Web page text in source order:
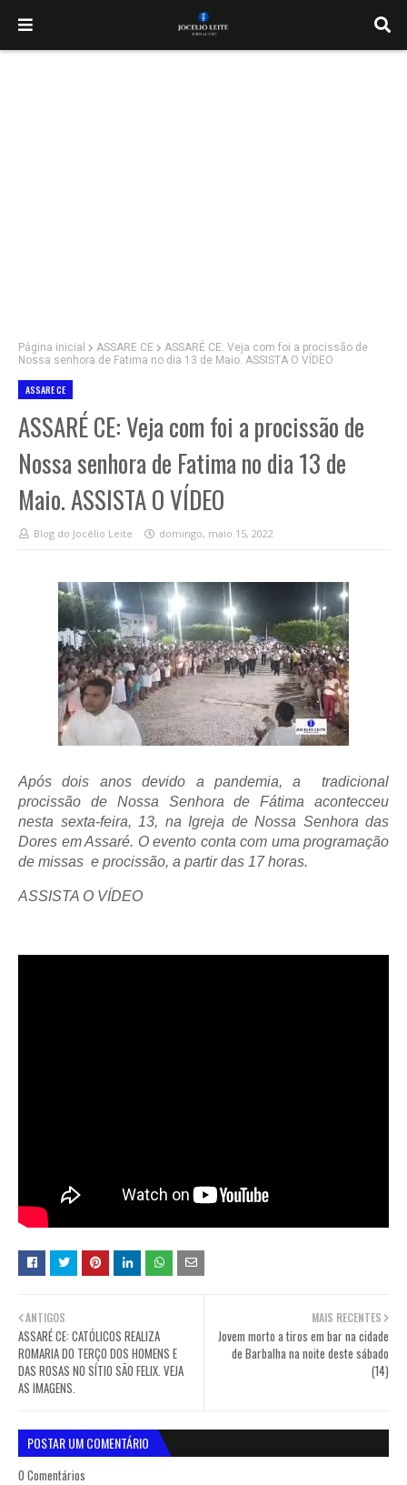
Página inicial ASSARE CE
ASSARÉ CE: Veja com foi a procissão de
Nossa senhora de Fatima no dia 13 de Maio. ASSISTA O VÍDEO
ASSARE CE
ASSARÉ CE: Veja com foi a procissão de
Nossa senhora de Fatima no dia 13 de
Maio. ASSISTA O VÍDEO
Blog do Jocélio Leite domingo, maio 15, 2022
Após dois anos devido a pandemia, a tradicional
procissão de Nossa Senhora de Fátima acontecceu
nesta sexta-feira, 13, na Igreja de Nossa Senhora das
Dores em Assaré. O evento conta com uma programação
de missas e procissão, a partir das 17 horas.
ASSISTA O VÍDEO
MAIS RECENTES
Jovem morto a tiros em bar na cidade
de Barbalha na noite deste sábado
(14)
ANTIGOS
ASSARÉ CE: CATÓLICOS REALIZA
ROMARIA DO TERÇO DOS HOMENS E
DAS ROSAS NO SÍTIO SÃO FELIX. VEJA
AS IMAGENS.
POSTAR UM COMENTÁRIO
0 Comentários